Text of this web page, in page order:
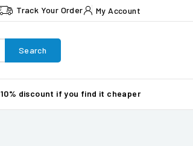
Track Your Order My Account
Search
10% discount if you find it cheaper